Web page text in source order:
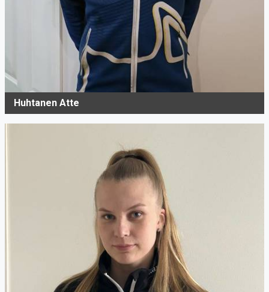
Huhtanen Atte